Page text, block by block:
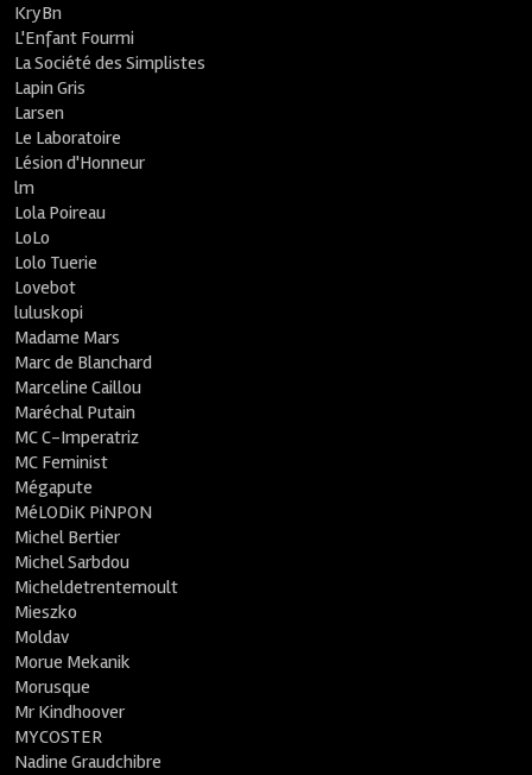
KryBn
L'Enfant Fourmi
La Société des Simplistes
Lapin Gris
Larsen
Le Laboratoire
Lésion d'Honneur
lm
Lola Poireau
LoLo
Lolo Tuerie
Lovebot
luluskopi
Madame Mars
Marc de Blanchard
Marceline Caillou
Maréchal Putain
MC C-Imperatriz
MC Feminist
Mégapute
MéLODiK PiNPON
Michel Bertier
Michel Sarbdou
Micheldetrentemoult
Mieszko
Moldav
Morue Mekanik
Morusque
Mr Kindhoover
MYCOSTER
Nadine Graudchibre